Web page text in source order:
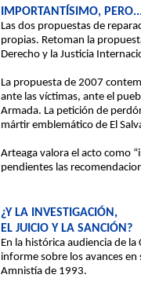
IMPORTANTÍSIMO,
Las dos propuestas de
propias. Retoman la
Derecho y la Justicia
La propuesta de 2007
ante las víctimas, ante el
Armada. La petición de
mártir emblemático de El
Arteaga valora el acto como
pendientes las
¿Y LA INVESTIGACIÓN,
EL JUICIO Y LA SANCIÓN?
En la histórica audiencia de
informe sobre los avances
Amnistía de 1993.